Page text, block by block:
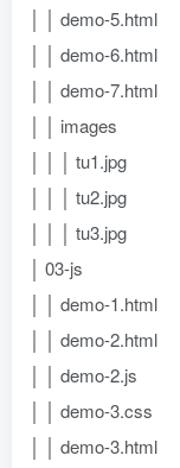
│ │ demo-5.html
│ │ demo-6.html
│ │ demo-7.html
│ │ images
│ │ │ tu1.jpg
│ │ │ tu2.jpg
│ │ │ tu3.jpg
│ 03-js
│ │ demo-1.html
│ │ demo-2.html
│ │ demo-2.js
│ │ demo-3.css
│ │ demo-3.html